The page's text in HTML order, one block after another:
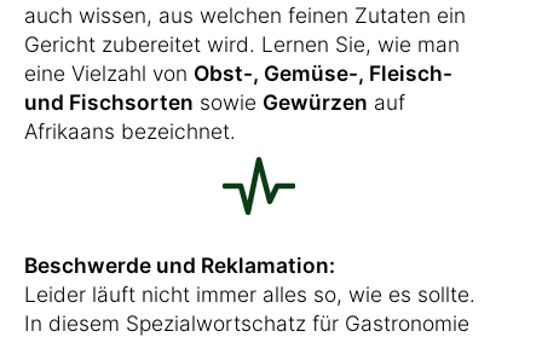
auch wissen, aus welchen feinen Zutaten ein
Gericht zubereitet wird. Lernen Sie, wie man
eine Vielzahl von Obst-, Gemüse-, Fleisch-
und Fischsorten sowie Gewürzen auf
Afrikaans bezeichnet.
Beschwerde und Reklamation:
Leider läuft nicht immer alles so, wie es sollte.
In diesem Spezialwortschatz für Gastronomie